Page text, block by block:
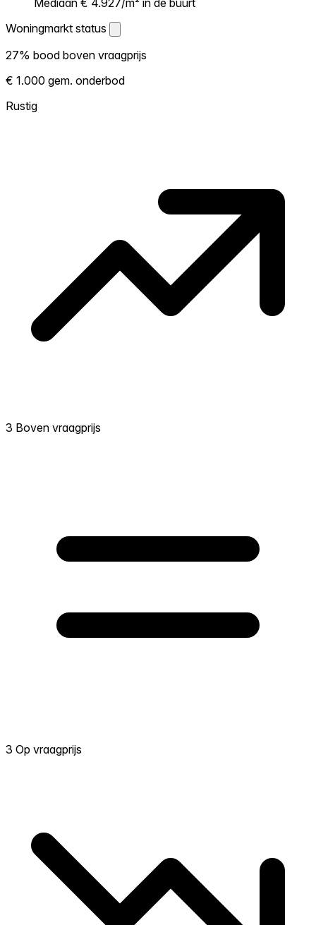
Woningmarkt status
Woningmarkt status
Laat zien hoe competitief de markt hier is.
Hoe meer woningen boven vraagprijs
verkopen, hoe heter. Heet? Verwacht
concurrentie en overweeg boven vraagprijs
27% bood boven vraagprijs
€ 1.000 gem. onderbod
Rustig
3 Boven vraagprijs
3 Op vraagprijs